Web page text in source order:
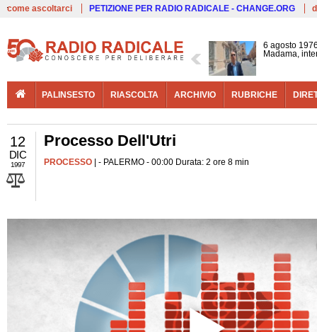
come ascoltarci PETIZIONE PER RADIO RADICALE - CHANGE.ORG
6 agosto
Madama,
PALINSESTO RIASCOLTA ARCHIVIO RUBRICHE
12
DIC
1997
Processo Dell'Utri
PROCESSO | - PALERMO - 00:00 Durata: 2 ore 8 min